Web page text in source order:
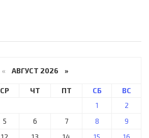
« АВГУСТ 2026 »
СР ЧТ ПТ СБ
ВС
1
2
5 6 7 8
9